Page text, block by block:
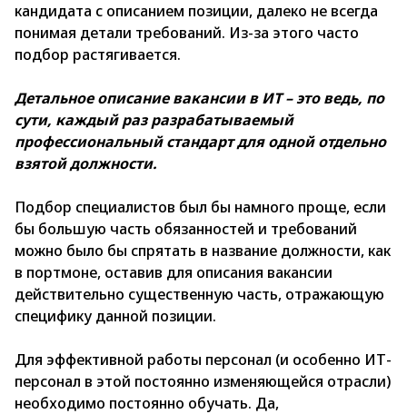
кандидата с описанием позиции, далеко не всегда
понимая детали требований. Из-за этого часто
подбор растягивается.
Детальное описание вакансии в ИТ – это ведь, по
сути, каждый раз разрабатываемый
профессиональный стандарт для одной отдельно
взятой должности.
Подбор специалистов был бы намного проще, если
бы большую часть обязанностей и требований
можно было бы спрятать в название должности, как
в портмоне, оставив для описания вакансии
действительно существенную часть, отражающую
специфику данной позиции.
Для эффективной работы персонал (и особенно ИТ-
персонал в этой постоянно изменяющейся отрасли)
необходимо постоянно обучать. Да,